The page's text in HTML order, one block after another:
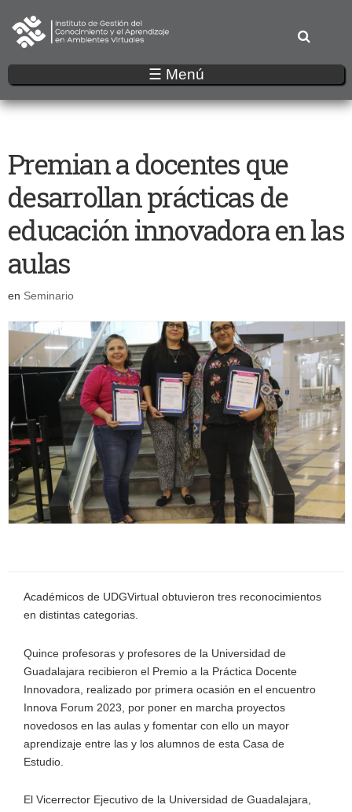
al
contenido
principal
☰ Menú
Premian a docentes que
desarrollan prácticas de
educación innovadora en las
aulas
en Seminario
Académicos de UDGVirtual obtuvieron tres reconocimientos
en distintas categorias.
Quince profesoras y profesores de la Universidad de
Guadalajara recibieron el Premio a la Práctica Docente
Innovadora, realizado por primera ocasión en el encuentro
Innova Forum 2023, por poner en marcha proyectos
novedosos en las aulas y fomentar con ello un mayor
aprendizaje entre las y los alumnos de esta Casa de
Estudio.
El Vicerrector Ejecutivo de la Universidad de Guadalajara,